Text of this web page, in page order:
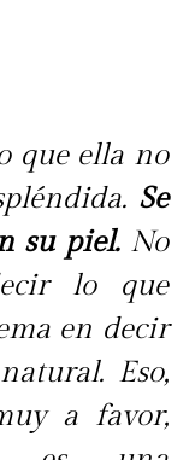
que ella no
Se
su piel.No
lo que
en decir
Eso,
a favor,